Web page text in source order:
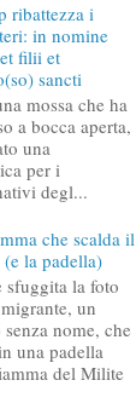
ribattezza i
in nomine
filii et
sancti
mossa che ha
a bocca aperta,
una
per i
degl...
che scalda il
la padella)
sfuggita la foto
un
nome, che
una padella
del Milite